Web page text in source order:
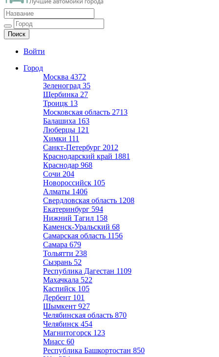
Автомойки
Ещё один сайт на WordPress
Войти
Город
Москва 4372
Зеленоград 35
Щербинка 27
Троицк 13
Московская область 2713
Балашиха 163
Люберцы 121
Химки 111
Санкт-Петербург 2012
Краснодарский край 1881
Краснодар 968
Сочи 204
Новороссийск 105
Алматы 1406
Свердловская область 1208
Екатеринбург 594
Нижний Тагил 158
Каменск-Уральский 68
Самарская область 1156
Самара 679
Тольятти 238
Сызрань 52
Республика Дагестан 1109
Махачкала 522
Каспийск 105
Дербент 101
Шымкент 927
Челябинская область 870
Челябинск 454
Магнитогорск 123
Миасс 60
Республика Башкортостан 850